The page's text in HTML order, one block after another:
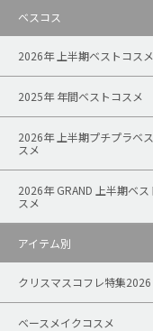
ベスコス
2026年 上半期ベストコスメ
2025年 年間ベストコスメ
2026年 上半期プチプラベ
スメ
2026年 GRAND 上半期ベス
スメ
アイテム別
クリスマスコフレ特集2026
ベースメイクコスメ